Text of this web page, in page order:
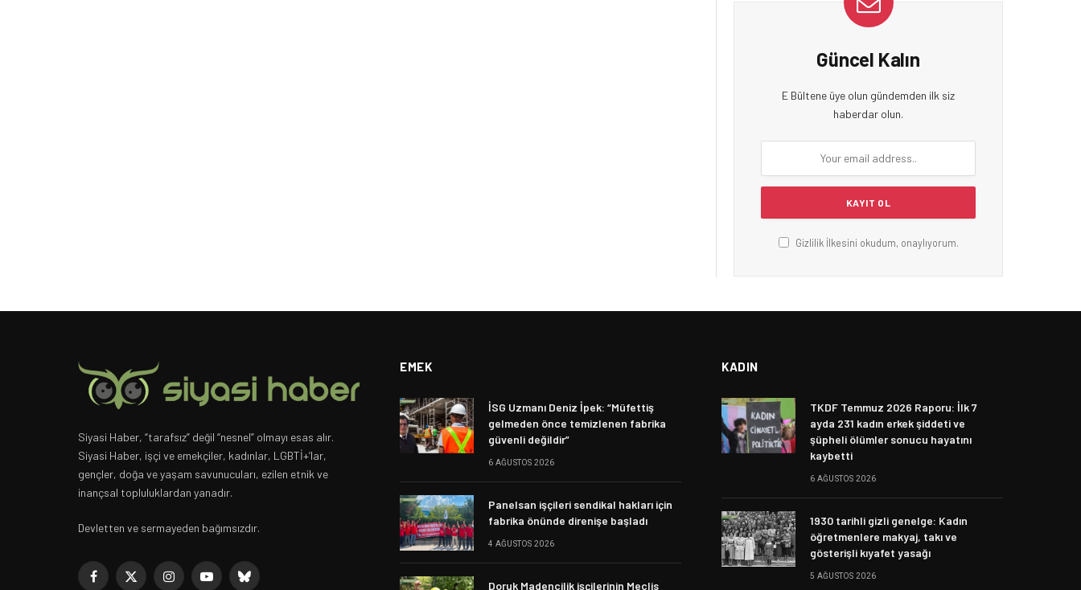
Güncel Kalın
E Bültene üye olun gündemden ilk siz
haberdar olun.
Gizlilik İlkesini okudum, onaylıyorum.
Siyasi Haber, “tarafsız” değil “nesnel” olmayı esas alır.
Siyasi Haber, işçi ve emekçiler, kadınlar, LGBTİ+’lar,
gençler, doğa ve yaşam savunucuları, ezilen etnik ve
inançsal topluluklardan yanadır.
Devletten ve sermayeden bağımsızdır.
Facebook
X InstagramYouTubeBluesky
EMEK
İSG Uzmanı Deniz İpek: “Müfettiş
gelmeden önce temizlenen fabrika
güvenli değildir”
6 AĞUSTOS 2026
Panelsan işçileri sendikal hakları için
fabrika önünde direnişe başladı
4 AĞUSTOS 2026
Doruk Madencilik işçilerinin Meclis
KADIN
TKDF Temmuz 2026 Raporu: İlk 7
ayda 231 kadın erkek şiddeti ve
şüpheli ölümler sonucu hayatını
kaybetti
6 AĞUSTOS 2026
1930 tarihli gizli genelge: Kadın
öğretmenlere makyaj, takı ve
gösterişli kıyafet yasağı
5 AĞUSTOS 2026